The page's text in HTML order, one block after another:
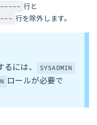
行と
行を除外します。
には、
SYSADMIN
ロールが必要で